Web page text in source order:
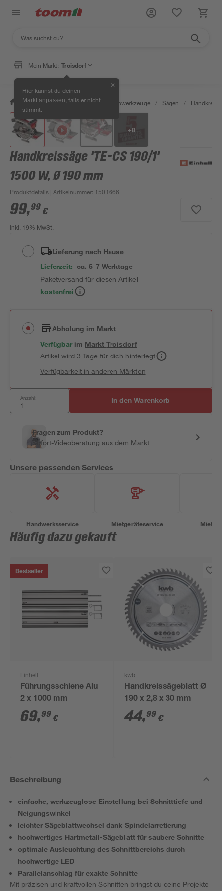
Mein Markt: Troisdorf
Hier kannst du deinen
Markt anpassen , falls er nicht
stimmt.
✕
/ Werkstatt & Maschinen / Elektrowerkzeuge / Sägen /
+8
Handkreissäge 'TE-CS 190/1'
1500 W, Ø 190 mm
Produktdetails | Artikelnummer: 1501666
99,99 €
inkl. 19% MwSt.
Lieferung nach Hause
Lieferzeit: ca. 5-7 Werktage
Paketversand für diesen Artikel
kostenfrei
Abholung im Markt
Verfügbar im MarktTroisdorf
Artikel wird 3 Tage für dich hinterlegt
Verfügbarkeit in anderen Märkten
Anzahl: In den Warenkorb
Fragen zum Produkt?
Sofort-Videoberatung aus dem Markt
Unsere passenden Services
Handwerksservice Mietgeräteservice
Häufig dazu gekauft
Bestseller
Einhell
Führungsschiene Alu
2 x 1000 mm
69,99 €
kwb
Handkreissägeblatt Ø
190 x 2,8 x 30 mm
44,99 €
Beschreibung
einfache, werkzeuglose Einstellung bei Schnitttiefe und
Neigungswinkel
leichter Sägeblattwechsel dank Spindelarretierung
hochwertiges Hartmetall-Sägeblatt für saubere Schnitte
optimale Ausleuchtung des Schnittbereichs durch
hochwertige LED
Parallelanschlag für exakte Schnitte
Mit präzisen und kraftvollen Schnitten bringst du deine Projekte